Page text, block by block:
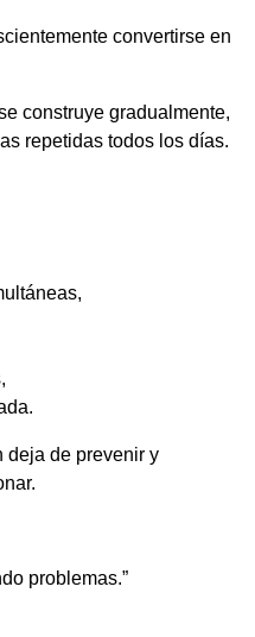
convertirse en
construye gradualmente,
repetidas todos los días.
deja de prevenir y
problemas.”